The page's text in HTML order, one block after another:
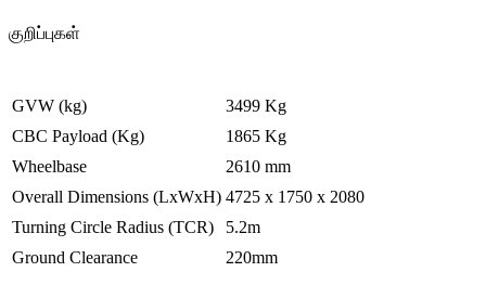
குறிப்புகள்
GVW (kg)
3499 Kg
CBC Payload (Kg)
1865 Kg
Wheelbase
2610 mm
Overall Dimensions (LxWxH) 4725 x 1750 x 2080
Turning Circle Radius (TCR)
5.2m
Ground Clearance
220mm